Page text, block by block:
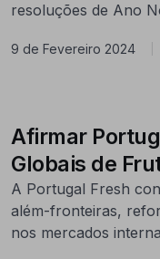
resoluções de Ano
9 de Fevereiro 2024
Afirmar
Globais de
A Portugal Fresh
além-fronteiras,
nos mercados